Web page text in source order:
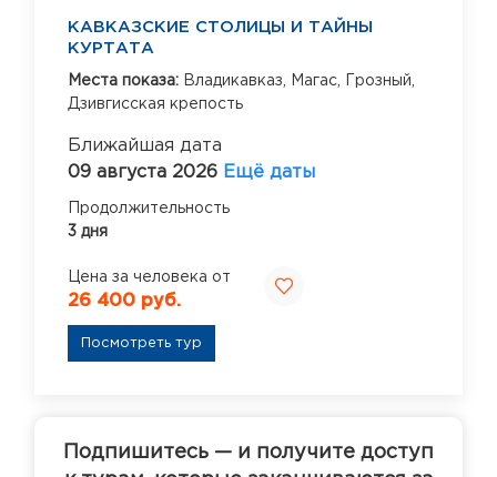
КАВКАЗСКИЕ СТОЛИЦЫ И ТАЙНЫ
КУРТАТА
Места показа: Владикавказ, Магас,
Грозный,
Дзивгисская крепость
Ближайшая дата
09 августа 2026 Ещё даты
Продолжительность
3 дня
Цена за человека от
26 400 руб.
Посмотреть тур
Подпишитесь — и получите доступ